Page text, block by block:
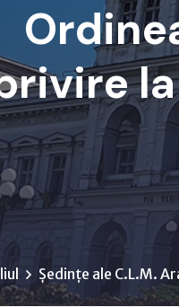
Ședințe ale C.L.M.